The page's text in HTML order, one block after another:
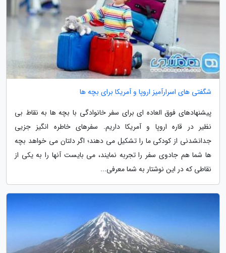
شگفتی های اسرارآمیز اروپا و آمریکا برای بچه ها
پیشنهادهای فوق العاده ای برای سفر خانوادگی با بچه ها به نقاط بی
نظیر در قاره اروپا و آمریکا داریم. سفرهای خاطره انگیز جزیی
جدانشدنی از کودکی ما را تشکیل می دهند؛ اگر دلتان می خواهد بچه
ها شما هم جادوی سفر را تجربه نمایند، می بایست آنها را به یکی از
نقاطی که در این نوشتار به شما معرفی...